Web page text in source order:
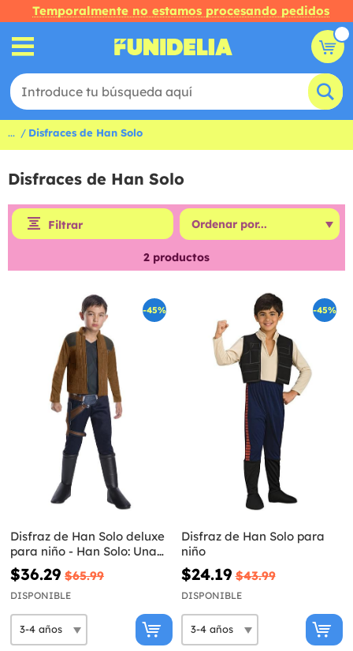
Temporalmente no estamos procesando pedidos
... Disfraces de Han Solo
Disfraces de Han Solo
Filtrar
2 productos
-45%
Disfraz de Han Solo deluxe
para niño - Han Solo: Una
Historia de Star Wars
$36.29 $65.99
DISPONIBLE
-45%
Disfraz de Han Solo para
niño
$24.19 $43.99
DISPONIBLE